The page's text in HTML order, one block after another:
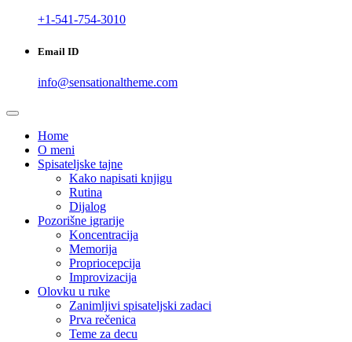
+1-541-754-3010
Email ID
info@sensationaltheme.com
Home
O meni
Spisateljske tajne
Kako napisati knjigu
Rutina
Dijalog
Pozorišne igrarije
Koncentracija
Memorija
Propriocepcija
Improvizacija
Olovku u ruke
Zanimljivi spisateljski zadaci
Prva rečenica
Teme za decu